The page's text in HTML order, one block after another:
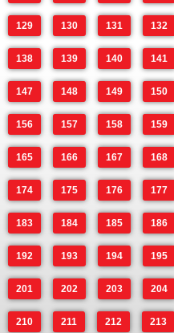
129 130 131 132
138 139 140 141
147 148 149 150
156 157 158 159
165 166 167 168
174 175 176 177
183 184 185 186
192 193 194 195
201 202 203 204
210 211 212 213